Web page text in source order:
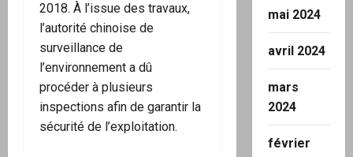
2018. À l’issue des travaux,
l’autorité chinoise de
surveillance de
l’environnement a dû
procéder à plusieurs
inspections afin de garantir la
sécurité de l’exploitation.
mai 2024
avril 2024
mars
2024
février